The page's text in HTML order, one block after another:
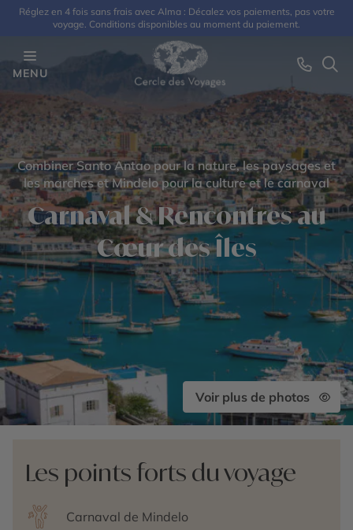
Réglez en 4 fois sans frais avec Alma : Décalez vos paiements, pas votre
voyage. Conditions disponibles au moment du paiement.
MENU
Combiner Santo Antao pour la nature, les paysages et
les marches et Mindelo pour la culture et le carnaval
Carnaval & Rencontres au
Cœur des Îles
Voir plus de photos
Les points forts du voyage
Carnaval de Mindelo